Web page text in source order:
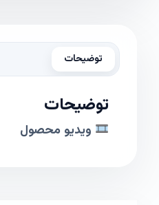
توضیحات
توضیحات
ویدیو محصول